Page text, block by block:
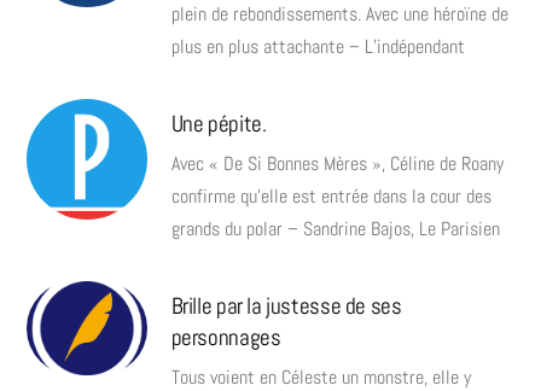
plein de rebondissements. Avec une héroïne de
plus en plus attachante – L’indépendant
Une pépite.
Avec « De Si Bonnes Mères », Céline de Roany
confirme qu’elle est entrée dans la cour des
grands du polar – Sandrine Bajos, Le Parisien
Brille par la justesse de ses
personnages
Tous voient en Céleste un monstre, elle y